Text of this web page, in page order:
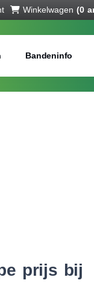
Winkelwagen (0
Bandeninfo
prijs bij